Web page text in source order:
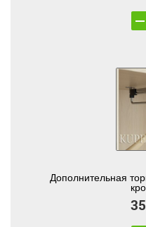
Дополнительная